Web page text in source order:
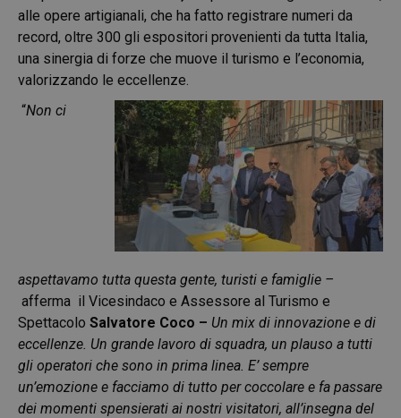
alle opere artigianali, che ha fatto registrare numeri da
record, oltre 300 gli espositori provenienti da tutta Italia,
una sinergia di forze che muove il turismo e l’economia,
valorizzando le eccellenze.
“Non ci
aspettavamo tutta questa gente, turisti e famiglie –
afferma il Vicesindaco e Assessore al Turismo e
Spettacolo Salvatore Coco – Un mix di innovazione e di
eccellenze. Un grande lavoro di squadra, un plauso a tutti
gli operatori che sono in prima linea. E’ sempre
un’emozione e facciamo di tutto per coccolare e fa passare
dei momenti spensierati ai nostri visitatori, all’insegna del